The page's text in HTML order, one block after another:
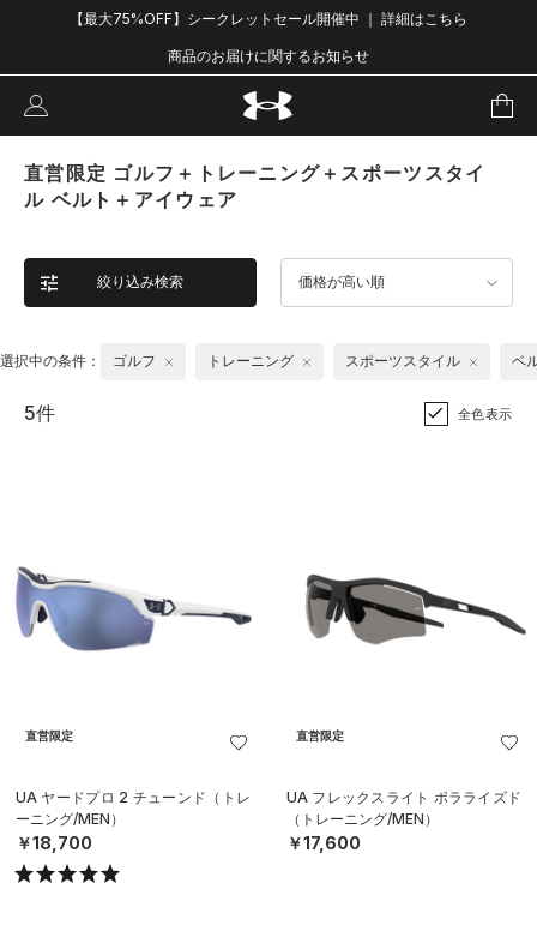
【最大75%OFF】シークレットセール開催中 ｜ 詳細はこちら
商品のお届けに関するお知らせ
直営限定 ゴルフ＋トレーニング＋スポーツスタイ
ル ベルト＋アイウェア
絞り込み検索 価格が高い順
選択中の条件： ゴルフ トレーニング スポーツスタイル ベ
5件 全色表示
直営限定
UA ヤードプロ 2 チューンド（トレ
ーニング/MEN）
￥18,700
直営限定
UA フレックスライト ポラライズド
（トレーニング/MEN）
￥17,600